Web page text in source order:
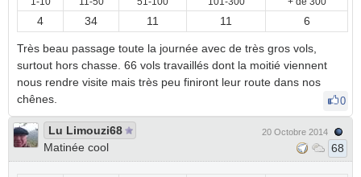
4 34 11 11 6
Très beau passage toute la journée avec de très gros vols,
surtout hors chasse. 66 vols travaillés dont la moitié viennent
nous rendre visite mais très peu finiront leur route dans nos
chênes.
0
Lu Limouzi68
Matinée cool
20 Octobre 2014
68